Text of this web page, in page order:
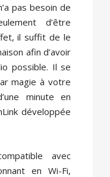
pas besoin de
d’être
il suffit de le
afin d’avoir
possible. Il se
magie à votre
minute en
développée
avec
en Wi-Fi,